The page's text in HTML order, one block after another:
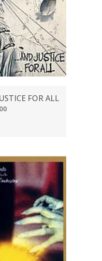
FOR ALL